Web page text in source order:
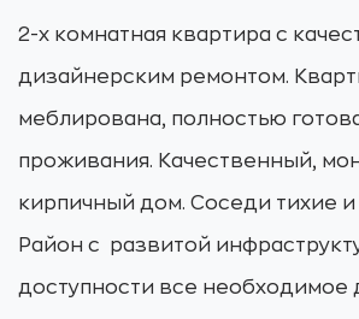
2-х комнатная квартира с
дизайнерским ремонтом.
меблирована, полностью
проживания. Качественный,
кирпичный дом. Соседи тихие
Район с развитой
доступности все необходимое